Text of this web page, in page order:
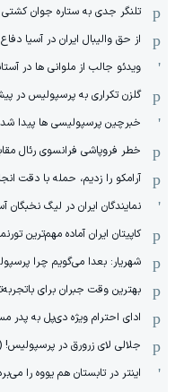
تلنگر جدی به ستاره جوان کشتی
از حق والیبال ایران در آسیا
ویدئو جالب از ملوانی ها در
گلزن تکراری به پرسپولیس در
خبرچین پرسپولیسی ها پیدا
خطر فروپاشی فرانسوی رئال
آرامکو را زدیم، حمله با دقت
نمایندگان ایران در لیگ نخبگان
کاپیتان ایران آماده مهم‌ترین
شهریار: بعدا می‌گویم چرا
بهترین وقت جبران برای
ادای احترام ویژه دی‌پل به
جلالی لای زرورق در
اینتر در تابستان هم یووه را